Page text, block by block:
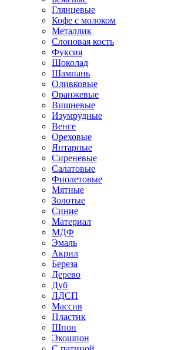
Глянцевые
Кофе с молоком
Металлик
Слоновая кость
Фуксия
Шоколад
Шампань
Оливковые
Оранжевые
Вишневые
Изумрудные
Венге
Ореховые
Янтарные
Сиреневые
Салатовые
Фиолетовые
Мятные
Золотые
Синие
Материал
МДФ
Эмаль
Акрил
Береза
Дерево
Дуб
ЛДСП
Массив
Пластик
Шпон
Экошпон